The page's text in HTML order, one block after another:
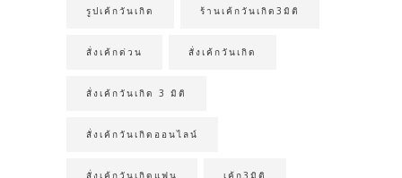
รูปเค้กวันเกิด ร้านเค้กวันเกิด3มิติ
สั่งเค้กด่วน สั่งเค้กวันเกิด
สั่งเค้กวันเกิด 3 มิติ
สั่งเค้กวันเกิดออนไลน์